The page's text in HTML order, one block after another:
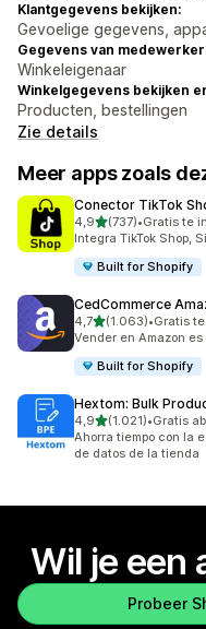
Klantgegevens bekijken:
Gevoelige gegevens,
Gegevens van
Winkeleigenaar
Winkelgegevens bekijken
Producten, bestellingen
Zie details
Meer apps zoals
Conector TikTok
4,9van 5 sterren
(737)
737 recensies in totaal
•Gratis te
Integra TikTok Shop,
Built for Shopify
CedCommerce
4,7van 5 sterren
(1.063)
1063 recensies in
•Gratis
Vender en Amazon
Built for Shopify
Hextom: Bulk
4,9van 5 sterren
(1.021)
1021 recensies in
•Gratis
Ahorra tiempo con la
de datos de la tienda
Wil je een
Probeer